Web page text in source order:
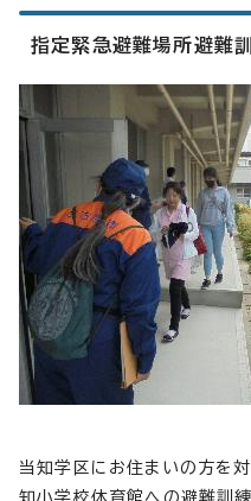
指定緊急避難場所避難
当知学区にお住まいの方を